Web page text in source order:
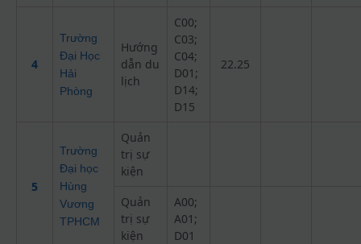
4
Trường
Đại Học
Hải
Phòng
Hướng
dẫn du
lịch
C00;
C03;
C04;
D01;
D14;
D15
22.25
5
Trường
Đại học
Hùng
Vương
TPHCM
Quản
trị sự
kiện
Quản
trị sự
kiện
A00;
A01;
D01